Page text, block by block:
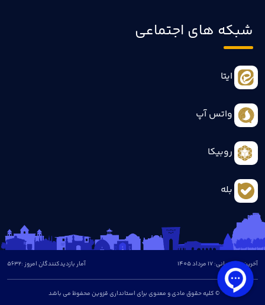
شبکه های اجتماعی
ایتا
واتس آپ
روبیکا
بله
آخرین بروزرسانی: 17 مرداد 1405
© کلیه حقوق مادی و معنوی برای استانداری قزوین محفوظ می باشد
آمار بازدیدکنندگان امروز :5632